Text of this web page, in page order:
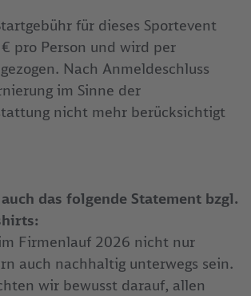
für dieses Sportevent
pro Person und wird per
Nach Anmeldeschluss
im Sinne der
nicht mehr berücksichtigt
das folgende Statement bzgl.
Firmenlauf 2026 nicht nur
auch nachhaltig unterwegs sein.
wir bewusst darauf, allen